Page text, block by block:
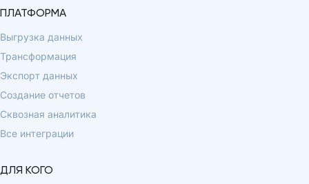
ПЛАТФОРМА
Выгрузка данных
Трансформация
Экспорт данных
Создание отчетов
Сквозная аналитика
Все интеграции
ДЛЯ КОГО